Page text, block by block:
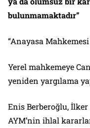
bulunmamaktadır”
“Anayasa
Yerel mahkemeye
yeniden yargılama
Enis Berberoğlu,
AYM’nin ihlal